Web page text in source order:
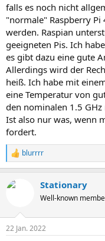
falls es noch nicht
"normale" Raspberry
werden. Raspian
geeigneten Pis. Ich
es gibt dazu eine gute
Allerdings wird der
heiß. Ich habe mit
eine Temperatur von
den nominalen 1.5
Ist also nur was, wenn
fordert.
R
e
k
e
blurrrr
Stationary
Well-known
22 Jan. 2022